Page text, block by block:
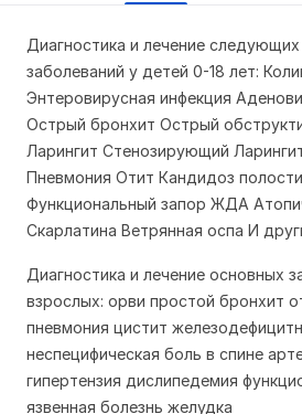
Диагностика и лечение
заболеваний у детей 0-18 лет:
Энтеровирусная инфекция
Острый бронхит Острый
Ларингит Стенозирующий
Пневмония Отит Кандидоз
Функциональный запор ЖДА
Скарлатина Ветрянная оспа И
Диагностика и лечение основных
взрослых: орви простой бронхит
пневмония цистит
неспецифическая боль в спине
гипертензия дислипедемия
язвенная болезнь желудка